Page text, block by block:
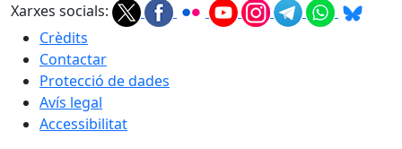
Xarxes socials:
Crèdits
Contactar
Protecció de dades
Avís legal
Accessibilitat